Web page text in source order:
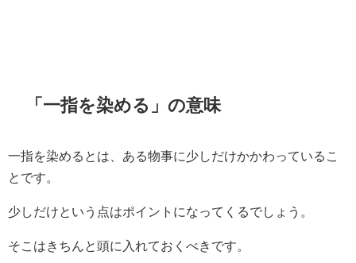
「一指を染める」の意味
一指を染めるとは、ある物事に少しだけかかわっているこ
とです。
少しだけという点はポイントになってくるでしょう。
そこはきちんと頭に入れておくべきです。